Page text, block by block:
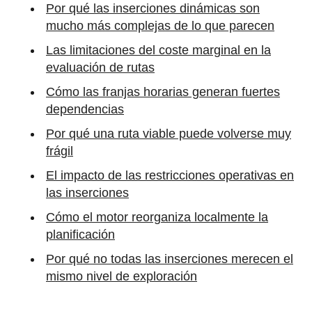
Por qué las inserciones dinámicas son
mucho más complejas de lo que parecen
Las limitaciones del coste marginal en la
evaluación de rutas
Cómo las franjas horarias generan fuertes
dependencias
Por qué una ruta viable puede volverse muy
frágil
El impacto de las restricciones operativas en
las inserciones
Cómo el motor reorganiza localmente la
planificación
Por qué no todas las inserciones merecen el
mismo nivel de exploración